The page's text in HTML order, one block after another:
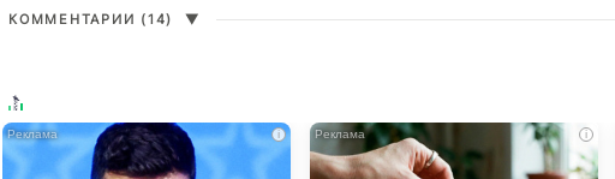
КОММЕНТАРИИ (14) ▼
i i